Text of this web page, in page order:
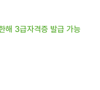
해 3급자격증 발급 가능